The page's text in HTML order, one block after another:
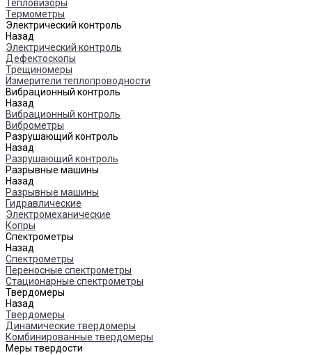
Тепловизоры
Термометры
Электрический контроль
Назад
Электрический контроль
Дефектоскопы
Трещиномеры
Измерители теплопроводности
Вибрационный контроль
Назад
Вибрационный контроль
Виброметры
Разрушающий контроль
Назад
Разрушающий контроль
Разрывные машины
Назад
Разрывные машины
Гидравлические
Электромеханические
Копры
Спектрометры
Назад
Спектрометры
Переносные спектрометры
Стационарные спектрометры
Твердомеры
Назад
Твердомеры
Динамические твердомеры
Комбинированные твердомеры
Меры твердости